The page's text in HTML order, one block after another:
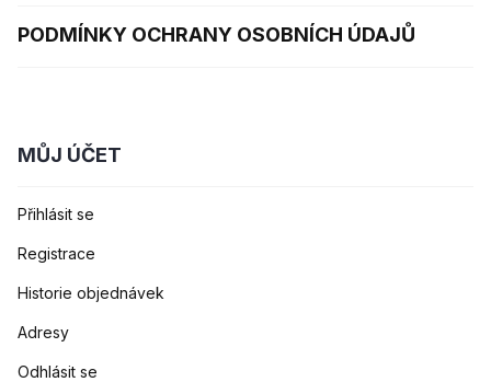
PODMÍNKY OCHRANY OSOBNÍCH ÚDAJŮ
MŮJ ÚČET
Přihlásit se
Registrace
Historie objednávek
Adresy
Odhlásit se